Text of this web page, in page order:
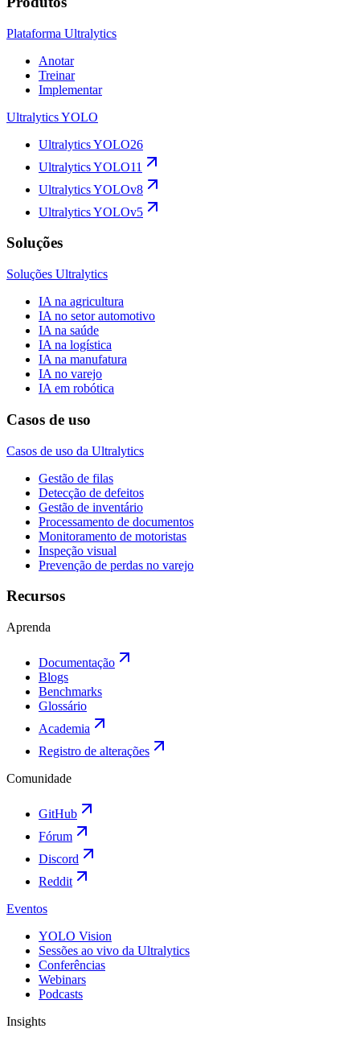
Plataforma Ultralytics
Anotar
Treinar
Implementar
Ultralytics YOLO
Ultralytics YOLO26
Ultralytics YOLO11
Ultralytics YOLOv8
Ultralytics YOLOv5
Soluções
Soluções Ultralytics
IA na agricultura
IA no setor automotivo
IA na saúde
IA na logística
IA na manufatura
IA no varejo
IA em robótica
Casos de uso
Casos de uso da Ultralytics
Gestão de filas
Detecção de defeitos
Gestão de inventário
Processamento de documentos
Monitoramento de motoristas
Inspeção visual
Prevenção de perdas no varejo
Recursos
Aprenda
Documentação
Blogs
Benchmarks
Glossário
Academia
Registro de alterações
Comunidade
GitHub
Fórum
Discord
Reddit
Eventos
YOLO Vision
Sessões ao vivo da Ultralytics
Conferências
Webinars
Podcasts
Insights